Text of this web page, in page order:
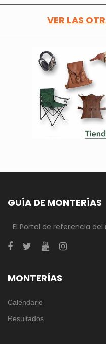
VER LAS
GUÍA DE MONTERÍAS
El Portal de referencia
MONTERÍAS
Calendario
Resultados